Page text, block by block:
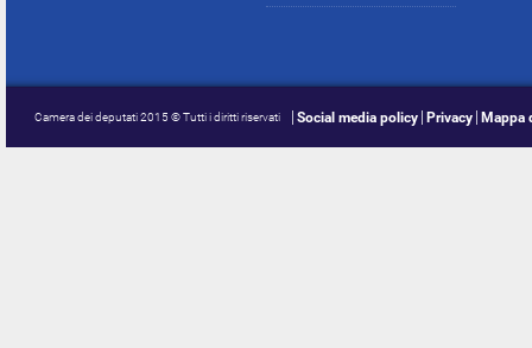
Camera dei deputati 2015 © Tutti i diritti riservati Social media policy Privacy Mappa